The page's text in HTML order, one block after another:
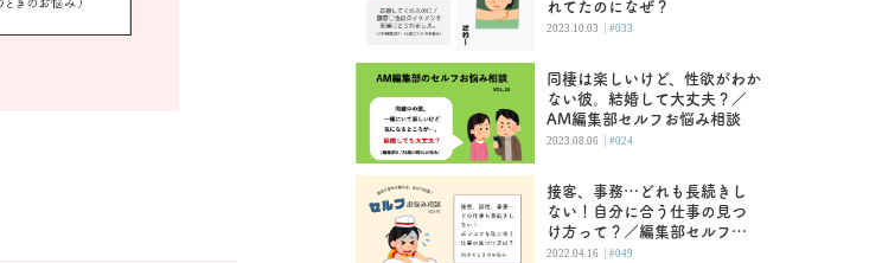
れてたのになぜ？
2023.10.03 | #033
同棲は楽しいけど、性欲がわか
ない彼。結婚して大丈夫？／
AM編集部セルフお悩み相談
2023.08.06 | #024
接客、事務…どれも長続きし
ない！自分に合う仕事の見つ
け方って？／編集部セルフお
悩み相談
2022.04.16 | #049